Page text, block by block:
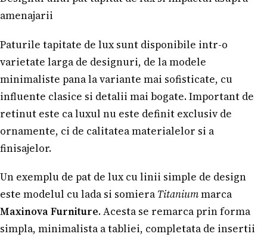
amenajarii
Paturile tapitate de lux sunt disponibile intr-o
varietate larga de designuri, de la modele
minimaliste pana la variante mai sofisticate, cu
influente clasice si detalii mai bogate. Important de
retinut este ca luxul nu este definit exclusiv de
ornamente, ci de calitatea materialelor si a
finisajelor.
Un exemplu de pat de lux cu linii simple de design
este modelul cu lada si somiera Titaniummarca
Maxinova Furniture. Acesta se remarca prin forma
simpla, minimalista a tabliei, completata de insertii